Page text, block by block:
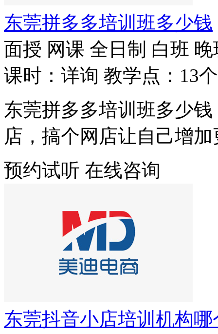
东莞拼多多培训班多少钱
面授 网课 全日制 白班 晚
课时：详询 教学点：13个
东莞拼多多培训班多少
店，搞个网店让自己增
预约试听 在线咨询
东莞抖音小店培训机构哪